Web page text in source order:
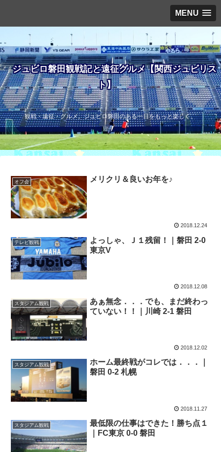
MENU
ジュビロ磐田観戦記と遠征グルメ【関西ジュビリス
ト】
観戦・遠征・グルメ。ジュビロ磐田のある一日をもっと楽しく。
オフ会 メリクリ＆良いお年を♪
2018.12.24
テレビ観戦
よっしゃ、Ｊ１残留！｜磐田 2-0
東京V
2018.12.08
スタジアム観戦
あぁ無念．．．でも、まだ終わっ
ていない！！｜川崎 2-1 磐田
2018.12.02
スタジアム観戦
ホーム最終戦がコレでは．．．｜
磐田 0-2 札幌
2018.11.27
スタジアム観戦
最低限の仕事はできた！勝ち点１
｜FC東京 0-0 磐田